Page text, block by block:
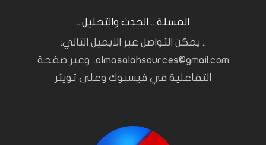
المسلة .. الحدث والتحليل...
.. يمكن التواصل عبر الايميل التالي:
almasalahsources@gmail.com.. وعبر صفحة
التفاعلية في فيسبوك وعلى تويتر